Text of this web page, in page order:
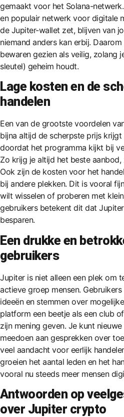
gemaakt voor het Solana-
en populair netwerk voor digitale
de Jupiter-wallet zet, blijven van
niemand anders kan erbij.
bewaren gezien als veilig, zolang
sleutel) geheim houdt.
Lage kosten en de
handelen
Een van de grootste voordelen
bijna altijd de scherpste prijs
doordat het programma kijkt bij
Zo krijg je altijd het beste
Ook zijn de kosten voor het
bij andere plekken. Dit is vooral
wilt wisselen of proberen met
gebruikers betekent dit dat
besparen.
Een drukke en
gebruikers
Jupiter is niet alleen een plek om
actieve groep mensen.
ideeën en stemmen over
platform een beetje als een club
zijn mening geven. Je kunt
meedoen aan gesprekken over
veel aandacht voor eerlijk
groeien het aantal leden en het
vooral nu steeds meer mensen
Antwoorden op
over Jupiter crypto